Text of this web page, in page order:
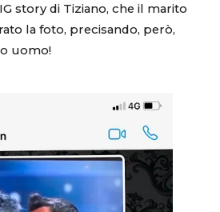
story di Tiziano, che il marito
la foto, precisando, però,
uomo!